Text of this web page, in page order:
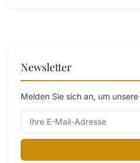
Newsletter
Melden Sie sich an, um